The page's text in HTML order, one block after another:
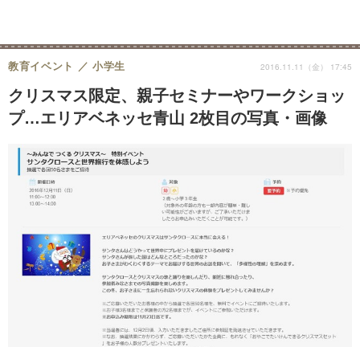
クリスマス限定、親子セミナーやワークショッ
プ…エリアベネッセ青山 2枚目の写真・画像
教育イベント 小学生 2016.11.11（金） 17:45